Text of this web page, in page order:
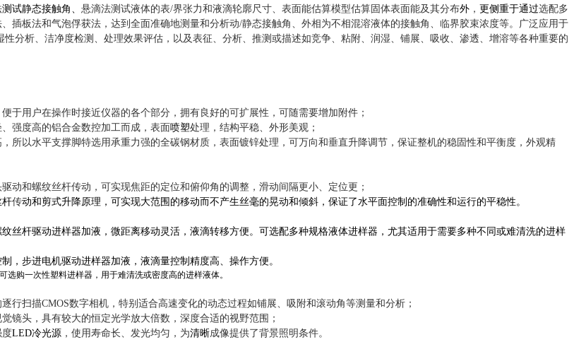
测试静态接触角、 悬滴法测试液体的表/界张力和液滴轮廓尺寸、 表面能估算模型估算固体表面能及其分布外 ， 更侧重于通过选配多
插板法和气泡俘获法，达到全面准确地测量和分析动/静态接触角、外相为不相混溶液体的接触角、临界胶束浓度等。广泛应用于
性分析、洁净度检测、处理效果评估，以及表征、分析、推测或描述如竞争、粘附、润湿、铺展、吸收、渗透、增溶等各种重要的
于用户在操作时接近仪器的各个部分，拥有良好的可扩展性，可随需要增加附件；
强度高的铝合金数控加工而成，表面喷塑处理，结构平稳、外形美观；
所以水平支撑脚特选用承重力强的全碳钢材质，表面镀锌处理，可万向和垂直升降调节，保证整机的稳固性和平衡度，外观精
动和螺纹丝杆传动，可实现焦距的定位和俯仰角的调整，滑动间隔更小、定位更 ；
杆传动和剪式升降原理 ，可实现大范围的移动而不产生丝毫的晃动和倾斜，保证了水平面控制的准确性和运行的平稳性。
丝杆驱动进样器加液 ， 微距离移动灵活，液滴转移方便 。可选配多种规格液体进样器，尤其适用于需要多种不同或难清洗的进样
，步进电机驱动进样器加液，液滴量控制精度高、操作方便。
选购一次性塑料进样器，用于难清洗或密度高的进样液体。
行扫描CMOS数字相机，特别适合高速变化的动态过程如铺展、吸附和滚动角等测量和分析；
镜头，具有较大的恒定光学放大倍数，深度合适的视野范围；
度LED冷光源 ，使用寿命长、发光均匀，为清晰成像提供了背景照明条件。